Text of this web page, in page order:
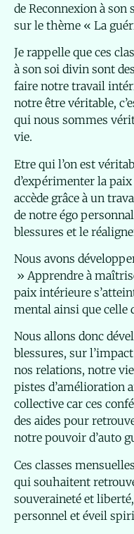
de Reconnexion à
sur le thème « La
Je rappelle que ces
à son soi divin sont
faire notre travail
notre être véritable,
qui nous sommes
vie.
Etre qui l’on est
d’expérimenter la
accède grâce à un
de notre égo
blessures et le
Nous avons
» Apprendre à
paix intérieure
mental ainsi que celle
Nous allons donc
blessures, sur
nos relations, notre
pistes d’amélioration
collective car ces
des aides pour
notre pouvoir d’auto
Ces classes
qui souhaitent
souveraineté et
personnel et éveil